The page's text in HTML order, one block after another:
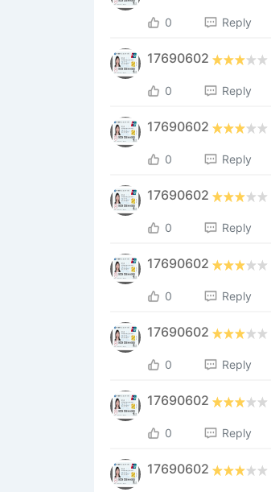
0 Reply
17690602
0 Reply
17690602
0 Reply
17690602
0 Reply
17690602
0 Reply
17690602
0 Reply
17690602
0 Reply
17690602